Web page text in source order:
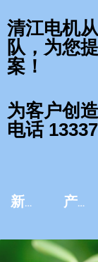
新闻资讯 产品中心
清江电机
队，为您
案！
为客户创
电话